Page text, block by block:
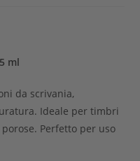
ml
da scrivania,
Ideale per timbri
Perfetto per uso